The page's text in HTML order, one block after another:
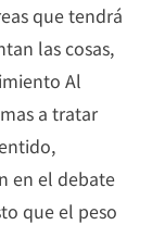
que tendrá
las cosas,
Al
a tratar
en el debate
que el peso